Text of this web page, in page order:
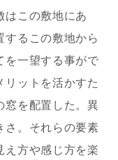
はこの敷地にあ
するこの敷地から
を一望する事がで
リットを活かすた
窓を配置した。異
さ。それらの要素
え方や感じ方を楽